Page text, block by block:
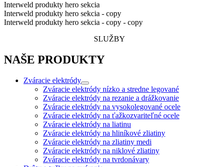
Interweld produkty hero sekcia
Interweld produkty hero sekcia - copy
Interweld produkty hero sekcia - copy - copy
SLUŽBY
NAŠE PRODUKTY
Zváracie elektródy
Zváracie elektródy nízko a stredne legované
Zváracie elektródy na rezanie a drážkovanie
Zváracie elektródy na vysokolegované ocele
Zváracie elektródy na ťažkozvariteľné ocele
Zváracie elektródy na liatinu
Zváracie elektródy na hliníkové zliatiny
Zváracie elektródy na zliatiny medi
Zváracie elektródy na niklové zliatiny
Zváracie elektródy na tvrdonávary